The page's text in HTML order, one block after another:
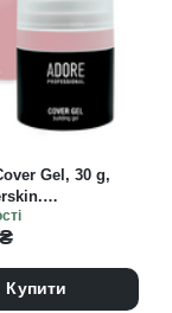
Gel, 30 g,
гель для
нюдовий
₴
Купити